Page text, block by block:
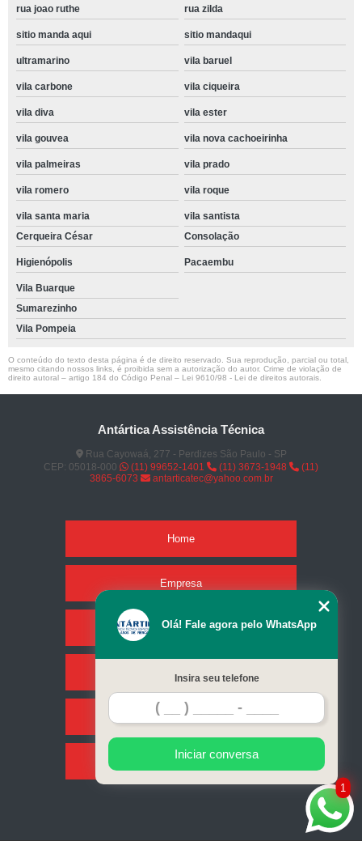
rua joao ruthe rua zilda
sitio manda aqui sitio mandaqui
ultramarino vila baruel
vila carbone vila ciqueira
vila diva vila ester
vila gouvea vila nova cachoeirinha
vila palmeiras vila prado
vila romero vila roque
vila santa maria
vila santista
Cerqueira César
Consolação
Higienópolis Pacaembu
Vila Buarque
Sumarezinho
Vila Pompeia
O conteúdo do texto desta página é de direito reservado. Sua reprodução, parcial ou total,
mesmo citando nossos links, é proibida sem a autorização do autor. Crime de violação de
direito autoral – artigo 184 do Código Penal – Lei 9610/98 - Lei de direitos autorais
Antártica Assistência Técnica
Rua Cayowaá, 277 - Perdizes São Paulo - SP
CEP: 05018-000
(11) 99652-1401 (11) 3673-1948
(11)
3865-6073
antarticatec@yahoo.com.br
Home
Empresa
Missão
Serviços
Contato
Mapa do site
1
Olá! Fale agora pelo WhatsApp
Insira seu telefone
Iniciar conversa